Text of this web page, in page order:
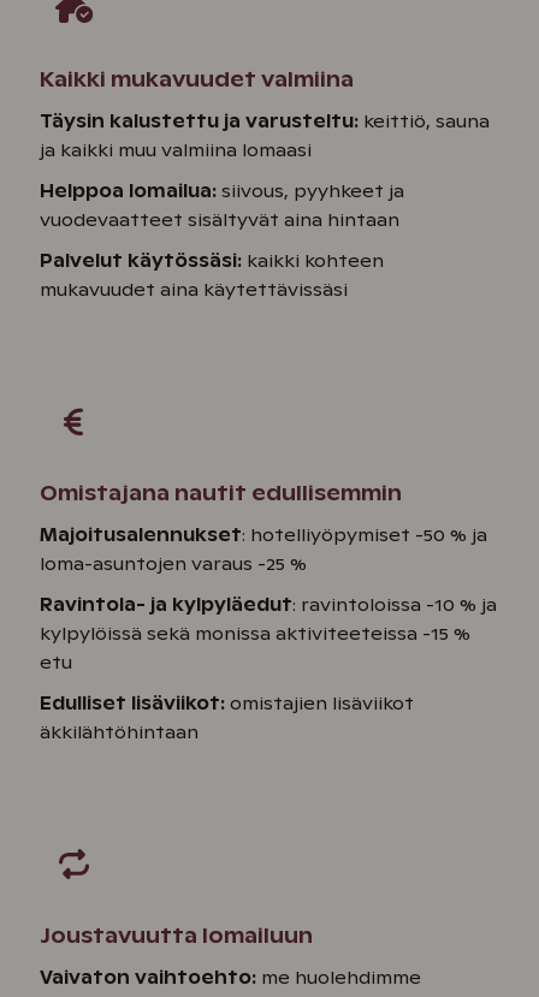
Kaikki mukavuudet valmiina
Täysin kalustettu ja varusteltu: keittiö, sauna
ja kaikki muu valmiina lomaasi
Helppoa lomailua: siivous, pyyhkeet ja
vuodevaatteet sisältyvät aina hintaan
Palvelut käytössäsi: kaikki kohteen
mukavuudet aina käytettävissäsi
Omistajana nautit edullisemmin
Majoitusalennukset: hotelliyöpymiset -50 % ja
loma-asuntojen varaus -25 %
Ravintola- ja kylpyläedut: ravintoloissa -10 % ja
kylpylöissä sekä monissa aktiviteeteissa -15 %
etu
Edulliset lisäviikot: omistajien lisäviikot
äkkilähtöhintaan
Joustavuutta lomailuun
Vaivaton vaihtoehto: me huolehdimme